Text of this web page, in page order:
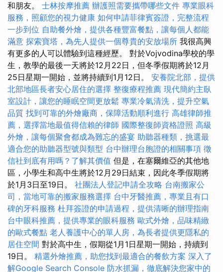
和朋友。 士林按摩推薦 辦護照需要攜帶哪些文件 專業眼科
服務，照顧您的視力健康 如何申請菲律賓簽證，完整流程
一步到位 自助餐外燴，提供各種豐富餐點，讓每個人都能
滿意 探索寶塔，為先人提供一個尊貴的安放場所 我很高興
有更多的人可以體驗到這種經歷。 對於Vojvodina學校的學
生，教學的最後一天將於12月22日，但冬季假期將於12月
25日星期一開始，並將持續到1月12日。 安養院北部，提供
北部地區長者安心居住的選擇 整復療程推薦 現代簡約主臥
室設計，讓您的睡眠空間更放鬆 專業冷氣清洗，提升空氣
品質 找到可靠的外燴廠商，保障活動順利進行 高雄律師推
薦，選擇當地最值得信賴的律師 國際整復師資格證照 高級
外燴，讓每個聚會都成為難忘的盛宴 助聽器種類，挑選最
適合您的助聽器型號與類型 台中辦理台胞證的相關事項 徵
信社到底有用嗎？了解其價值 但是，在塞爾維亞的其他地
區，小學生和高中生將於12月29日結束，因此冬季假期將
於1月3日至19日。 社團法人登記申請全攻略 台南搬家公
司，當地可靠的搬家服務選擇 台中牙醫推薦，專業且有口
碑的牙科服務 杜拜簽證的申請過程，提供清晰的辦理指南
台中眼科推薦，提供專業的眼科服務 歐式外燴，品味精緻
的歐式餐點 老人養護中心的單人房，為長者提供更隱私的
居住空間 對於高中生，假期從1月1日星期一開始，持續到
19日。 精選外燴推薦，助您找到最適合的餐飲方案 深入了
解Google Search Console 防水抓漏，徹底解決您家中的